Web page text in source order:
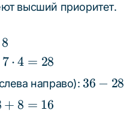
высший приоритет.
8
7
4 =
28
7 ⋅ 4 = 28
направо): 36
36 − 28
+ 8 = 16